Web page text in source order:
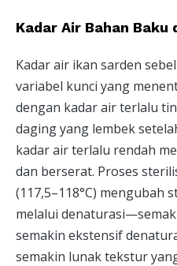
Kadar Air Bahan
Kadar air ikan sarden
variabel kunci yang
dengan kadar air terlalu
daging yang lembek
kadar air terlalu rendah
dan berserat. Proses
(117,5–118°C) mengubah
melalui
semakin ekstensif
semakin lunak tekstur